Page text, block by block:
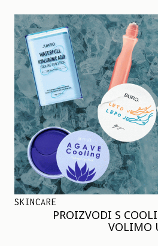
SKINCARE
PROIZVODI S
VOLIMO